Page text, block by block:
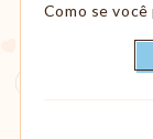
Como se